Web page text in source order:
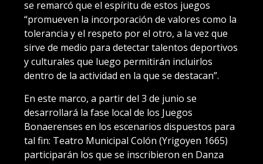
se remarcó que el espíritu de estos juegos
“promueven la incorporación de valores como la
tolerancia y el respeto por el otro, a la vez que
sirve de medio para detectar talentos deportivos
y culturales que luego permitirán incluirlos
dentro de la actividad en la que se destacan”.
En este marco, a partir del 3 de junio se
desarrollará la fase local de los Juegos
Bonaerenses en los escenarios dispuestos para
tal fin: Teatro Municipal Colón (Yrigoyen 1665)
participarán los que se inscribieron en Danza